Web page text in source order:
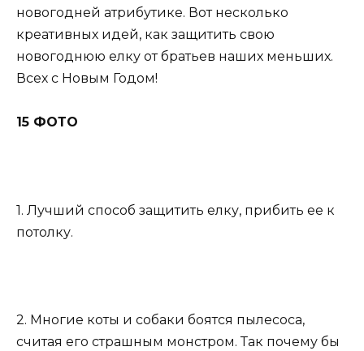
новогодней атрибутике. Вот несколько
креативных идей, как защитить свою
новогоднюю елку от братьев наших меньших.
Всех с Новым Годом!
15 ФОТО
1. Лучший способ защитить елку, прибить ее к
потолку.
2. Многие коты и собаки боятся пылесоса,
считая его страшным монстром. Так почему бы